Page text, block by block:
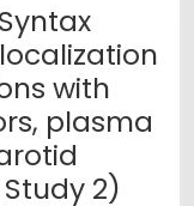
with
plasma
2)